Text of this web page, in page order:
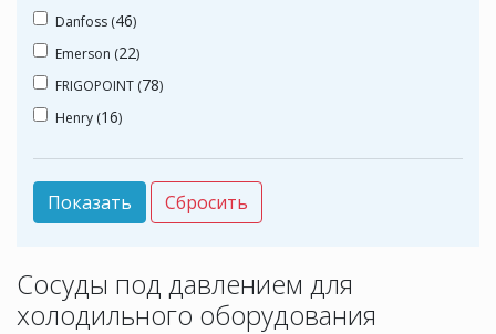
Danfoss (46)
Emerson (22)
FRIGOPOINT (78)
Henry (16)
Сосуды под давлением для
холодильного оборудования